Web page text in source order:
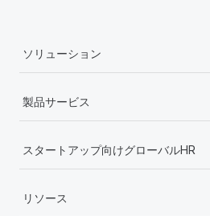
ソリューション
製品サービス
スタートアップ向けグローバルHR
リソース